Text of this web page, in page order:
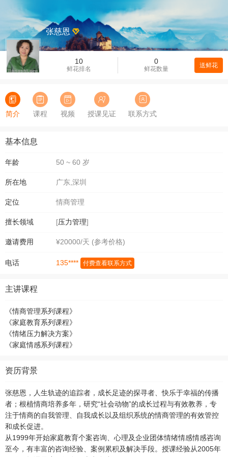
10
鲜花排名
0
鲜花数量 送鲜花
张慈恩
简介 课程 视频 授课见证 联系方式
基本信息
年龄 50 ~ 60 岁
所在地 广东,深圳
定位 情商管理
擅长领域 [压力管理]
邀请费用 ¥20000/天 (参考价格)
电话 135**** 付费查看联系方式
主讲课程
《情商管理系列课程》
《家庭教育系列课程》
《情绪压力解决方案》
《家庭情感系列课程》
资历背景
张慈恩，人生轨迹的追踪者，成长足迹的探寻者、快乐于幸福的传播
者；根植情商培养多年，研究“社会动物”的成长过程与有效教养，专
注于情商的自我管理、自我成长以及组织系统的情商管理的有效管控
和成长促进。
从1999年开始家庭教育个案咨询、心理及企业团体情绪情感情感咨询
至今，有丰富的咨询经验、案例累积及解决手段。授课经验从2005年